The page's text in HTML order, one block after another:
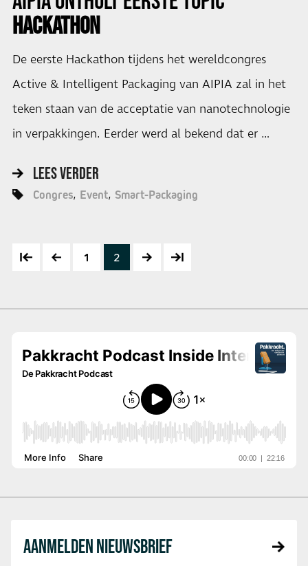
HACKATHON
De eerste Hackathon tijdens het wereldcongres
Active & Intelligent Packaging van AIPIA zal in het
teken staan van de acceptatie van nanotechnologie
in verpakkingen. Eerder werd al bekend dat er …
LEES VERDER
Congres Event Smart-Packaging
1 2
AANMELDEN NIEUWSBRIEF